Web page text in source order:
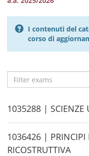
I contenuti del
corso di
H
i
d
e
1035288 | SCIENZE
H
i
1036426 | PRINCIPI
RICOSTRUTTIVA